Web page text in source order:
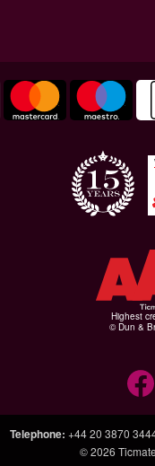
Highest
© Dun &
Telephone: +44 20 3870
© 2026